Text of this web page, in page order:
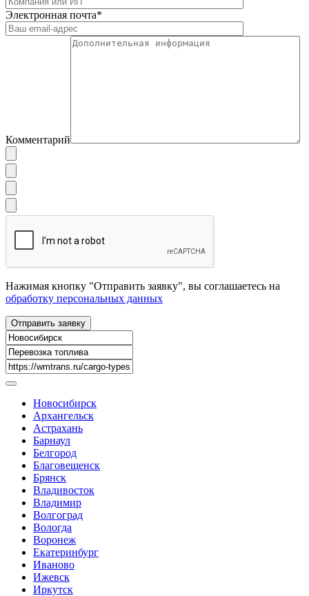
Электронная почта*
Комментарий
Нажимая кнопку "Отправить заявку", вы соглашаетесь на
обработку персональных данных
Новосибирск
Архангельск
Астрахань
Барнаул
Белгород
Благовещенск
Брянск
Владивосток
Владимир
Волгоград
Вологда
Воронеж
Екатеринбург
Иваново
Ижевск
Иркутск